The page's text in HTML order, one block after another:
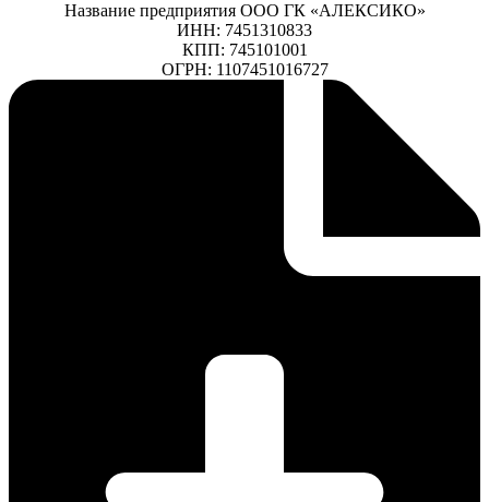
Название предприятия ООО ГК «АЛЕКСИКО»
ИНН: 7451310833
КПП: 745101001
ОГРН: 1107451016727